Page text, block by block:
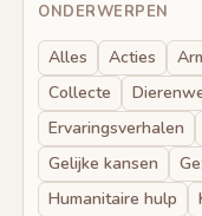
ONDERWERPEN
Alles Acties
Collecte
Ervaringsverhalen
Gelijke kansen
Humanitaire hulp